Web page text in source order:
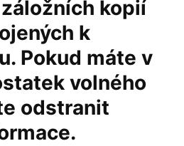
kopií
k
Pokud máte v
volného
odstranit